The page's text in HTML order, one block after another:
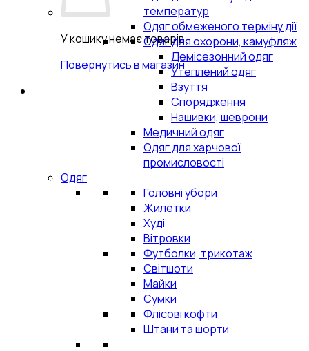
У кошику немає товарів.
Повернутись в магазин
температур
Одяг обмеженого терміну дії
Одяг для охорони, камуфляж
Демісезонний одяг
Утеплений одяг
Взуття
Спорядження
Нашивки, шеврони
Медичний одяг
Одяг для харчової
промисловості
Одяг
Головні убори
Жилетки
Худі
Вітровки
Футболки, трикотаж
Світшоти
Майки
Сумки
Флісові кофти
Штани та шорти